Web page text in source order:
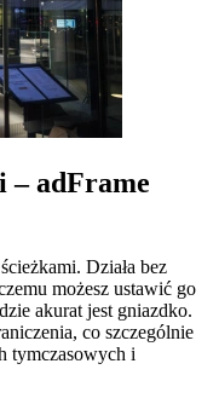
– adFrame
Działa bez
możesz ustawić go
akurat jest gniazdko.
co szczególnie
tymczasowych i